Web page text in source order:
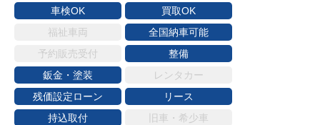
車検OK
買取OK
福祉車両
全国納車可能
予約販売受付
整備
鈑金・塗装
レンタカー
残価設定ローン
リース
持込取付
旧車・希少車